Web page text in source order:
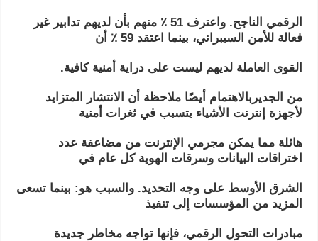
الرقمي الناجح. واعترف 51 ٪ منهم بأن لديهم تدابير غير
فعالة للأمن السيبراني، بينما اعتقد 59 ٪ أن
القوى العاملة لديهم ليست على دراية أمنية كافية.
من الجديربالاهتمام أيضًا ملاحظة أن الانتشار المتزايد
لأجهزة إنترنت الأشياء يتسبب في ثغرات أمنية
هائلة مما يمكن مجرمي الإنترنت من مضاعفة عدد
اختراقات البيانات وسرقات الهوية كل عام في
الشرق الأوسط على وجه التحديد. والسبب هو: بينما تسعى
المزيد من المؤسسات إلى تنفيذ
مبادرات التحول الرقمي، فإنها تواجه مخاطر جديدة